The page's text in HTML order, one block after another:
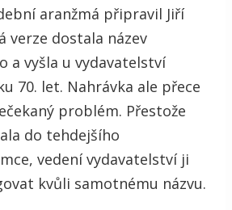
aranžmá připravil Jiří
verze dostala název
a vyšla u vydavatelství
70. let. Nahrávka ale přece
problém. Přestože
do tehdejšího
vedení vydavatelství ji
kvůli samotnému názvu.